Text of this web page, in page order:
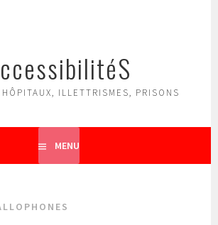
ILLETTRISMES, PRISONS
MENU